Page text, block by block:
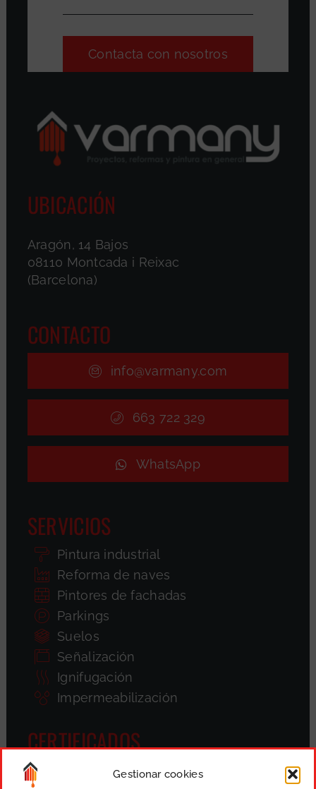
Gestionar cookies
Contacta con nosotros
UBICACIÓN
Aragón, 14 Bajos
08110 Montcada i Reixac
(Barcelona)
CONTACTO
info@varmany.com
663 722 329
WhatsApp
SERVICIOS
Pintura industrial
Reforma de naves
Pintores de fachadas
Parkings
Suelos
Señalización
Ignifugación
Impermeabilización
CERTIFICADOS